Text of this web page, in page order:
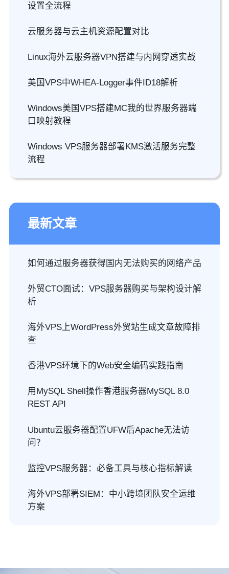
设置全流程
云服务器与云主机资源配置对比
Linux海外云服务器VPN搭建与内网穿透实战
美国VPS中WHEA-Logger事件ID18解析
Windows美国VPS搭建MC我的世界服务器端
口映射教程
Windows VPS服务器部署KMS激活服务完整
流程
最新文章
如何通过服务器获得国内无法购买的网络产品
外贸CTO面试：VPS服务器购买与架构设计解
析
海外VPS上WordPress外贸站生成文章故障排
查
香港VPS环境下的Web安全编码实践指南
用MySQL Shell操作香港服务器MySQL 8.0
REST API
Ubuntu云服务器配置UFW后Apache无法访
问？
监控VPS服务器：必备工具与核心指标解读
海外VPS部署SIEM：中小跨境团队安全运维
方案